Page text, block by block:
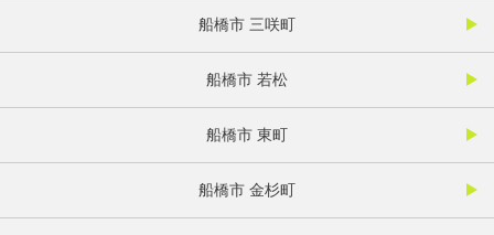
船橋市 三咲町
船橋市 若松
船橋市 東町
船橋市 金杉町